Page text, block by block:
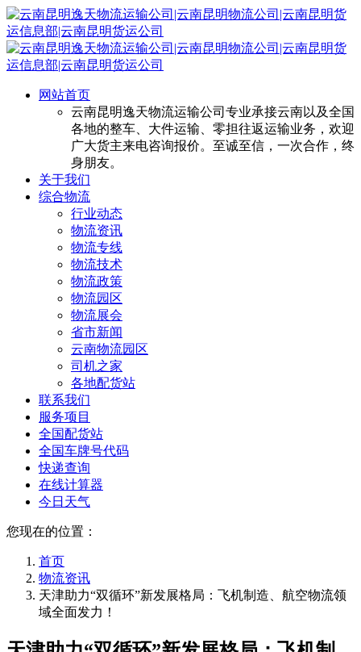
网站首页
云南昆明逸天物流运输公司专业承接云南以及全国
各地的整车、大件运输、零担往返运输业务，欢迎
广大货主来电咨询报价。至诚至信，一次合作，终
身朋友。
关于我们
综合物流
行业动态
物流资讯
物流专线
物流技术
物流政策
物流园区
物流展会
省市新闻
云南物流园区
司机之家
各地配货站
联系我们
服务项目
全国配货站
全国车牌号代码
快递查询
在线计算器
今日天气
您现在的位置：
首页
物流资讯
天津助力“双循环”新发展格局：飞机制造、航空物流领
域全面发力！